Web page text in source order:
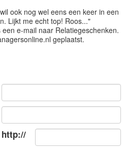
ook nog wel eens een keer in een
Lijkt me echt top! Roos..."
e-mail naar Relatiegeschenken.
geplaatst.
http://